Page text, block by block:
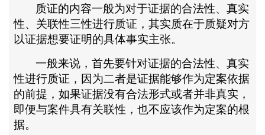
质证的内容一般为对于证据的合法性、真实
性、关联性三性进行质证，其实质在于质疑对方
以证据想要证明的具体事实主张。
一般来说，首先要针对证据的合法性、真实
性进行质证，因为二者是证据能够作为定案依据
的前提，如果证据没有合法形式或者并非真实，
即便与案件具有关联性，也不应该作为定案的根
据。